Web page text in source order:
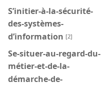
S’initier-à-la-sécurité-
des-systèmes-
d’information [2]
Se-situer-au-regard-du-
métier-et-de-la-
démarche-de-